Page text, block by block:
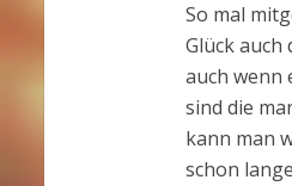
So mal
Glück auch
auch wenn
sind die
kann man
schon